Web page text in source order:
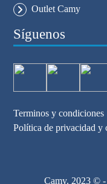
Outlet Camy
Síguenos
Terminos y condiciones
Política de privacidad y
Camy. 2023 © -